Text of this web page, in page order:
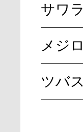
サワラ
メジロ
ツバス